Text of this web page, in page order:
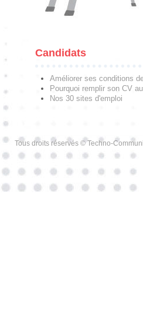
Candidats
Améliorer ses conditions
Pourquoi remplir son CV
Nos 30 sites d'emploi
Tous droits réservés © Techno-